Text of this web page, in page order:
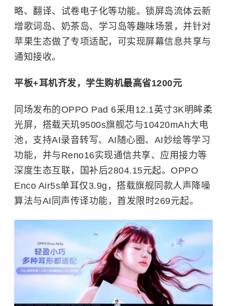
略、翻译、试卷电子化等功能。锁屏岛流体云新
增歌词岛、奶茶岛、学习岛等趣味场景，并针对
苹果生态做了专项适配，可实现屏幕信息共享与
通知接收。
平板+耳机齐发，学生购机最高省1200元
同场发布的OPPO Pad 6采用12.1英寸3K明眸柔
光屏，搭载天玑9500s旗舰芯与10420mAh大电
池，支持AI录音转写、AI随心圈、AI妙绘等学习
功能，并与Reno16实现通信共享、应用接力等
深度生态互联，国补后2804.15元起。OPPO
Enco Air5s单耳仅3.9g，搭载旗舰同款人声降噪
算法与AI同声传译功能，首发限时269元起。